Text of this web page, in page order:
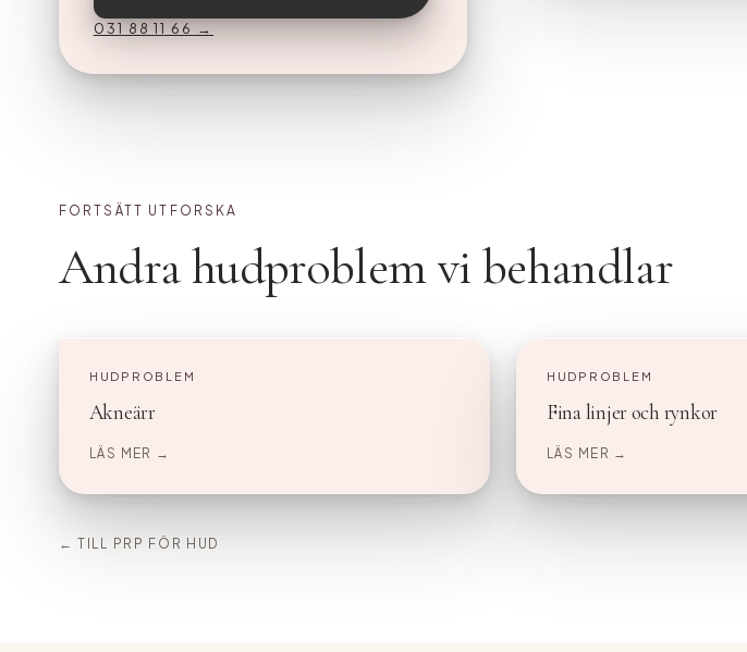
031 88 11 66 →
FORTSÄTT UTFORSKA
Andra hudproblem vi behandlar
HUDPROBLEM
Akneärr
LÄS MER →
HUDPROBLEM
Fina linjer och rynkor
LÄS MER →
← TILL PRP FÖR HUD